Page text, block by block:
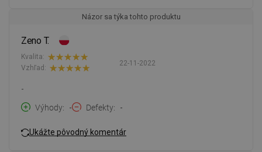
Názor sa týka tohto produktu
Zeno T.
22-11-2022
Kvalita:
Vzhľad:
-
Výhody
- Defekty -
Ukážte pôvodný komentár